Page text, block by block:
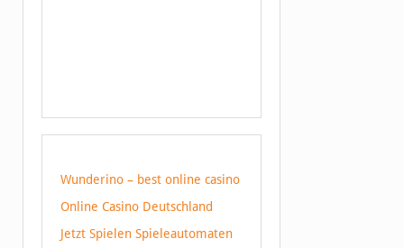
Wunderino – best online casino
Online Casino Deutschland
Jetzt Spielen Spieleautomaten